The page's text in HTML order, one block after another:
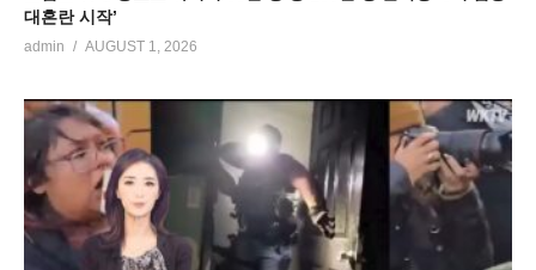
대혼란 시작’
admin AUGUST 1, 2026